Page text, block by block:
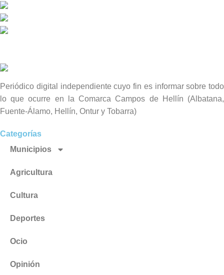
Periódico digital independiente cuyo fin es informar sobre todo
lo que ocurre en la Comarca Campos de Hellín (Albatana,
Fuente-Álamo, Hellín, Ontur y Tobarra)
Categorías
Municipios
Agricultura
Cultura
Deportes
Ocio
Opinión